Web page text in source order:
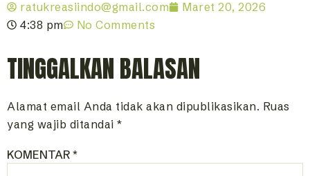
ratukreasiindo@gmail.com
Maret 20, 2026
4:38 pm
No Comments
TINGGALKAN BALASAN
Alamat email Anda tidak akan dipublikasikan. Ruas
yang wajib ditandai *
KOMENTAR*